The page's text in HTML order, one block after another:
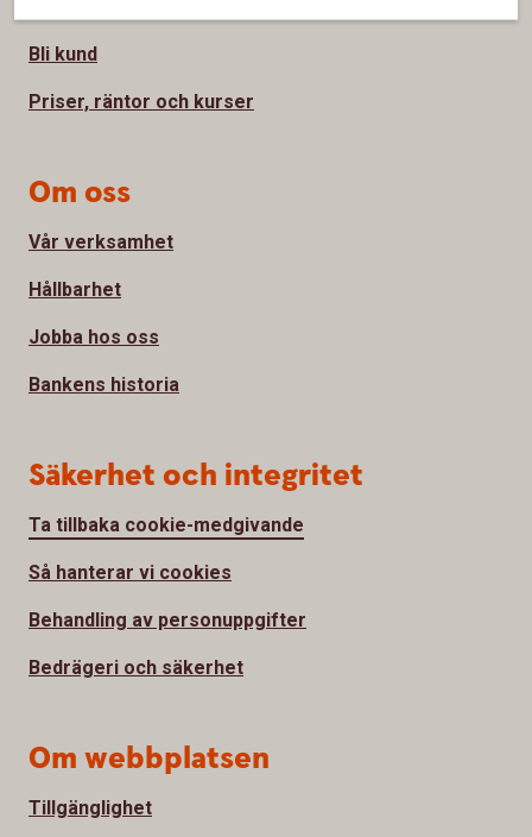
Bli kund
Priser, räntor och kurser
Om oss
Vår verksamhet
Hållbarhet
Jobba hos oss
Bankens historia
Säkerhet och integritet
Ta tillbaka cookie-medgivande
Så hanterar vi cookies
Behandling av personuppgifter
Bedrägeri och säkerhet
Om webbplatsen
Tillgänglighet